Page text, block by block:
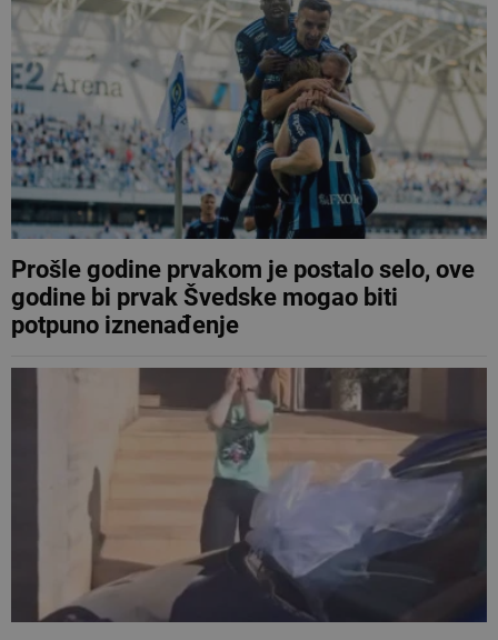
Prošle godine prvakom je postalo selo, ove
godine bi prvak Švedske mogao biti
potpuno iznenađenje